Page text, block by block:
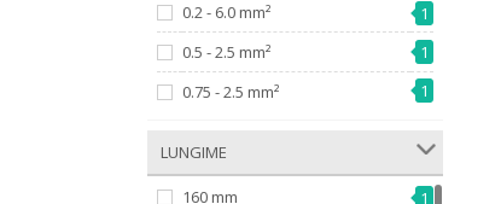
0.2 - 6.0 mm²
1
0.5 - 2.5 mm²
1
0.75 - 2.5 mm²
1
­ LUNGIME
160 mm
1